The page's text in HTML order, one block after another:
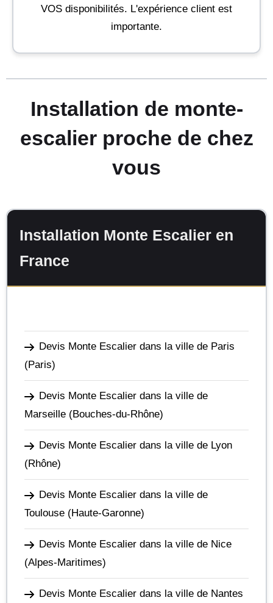
VOS disponibilités. L'expérience client est
importante.
Installation de monte-
escalier proche de chez
vous
Installation Monte Escalier en
France
Devis Monte Escalier dans la ville de Paris
(Paris)
Devis Monte Escalier dans la ville de
Marseille (Bouches-du-Rhône)
Devis Monte Escalier dans la ville de Lyon
(Rhône)
Devis Monte Escalier dans la ville de
Toulouse (Haute-Garonne)
Devis Monte Escalier dans la ville de Nice
(Alpes-Maritimes)
Devis Monte Escalier dans la ville de Nantes